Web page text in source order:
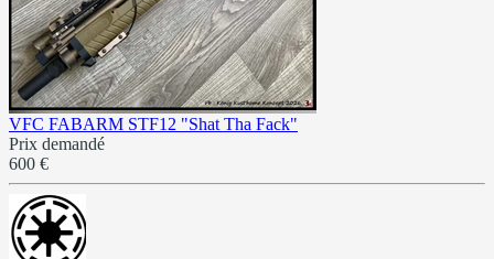
VFC FABARM STF12 "Shat Tha Fack"
Prix demandé
600 €